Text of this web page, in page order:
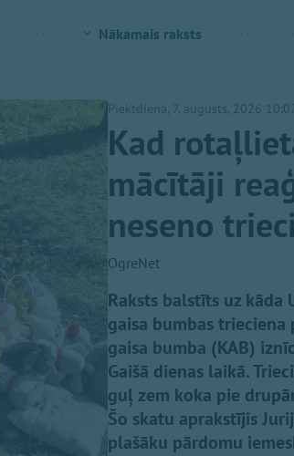
Nākamais raksts
Piektdiena, 7. augusts, 2026
Kad
mācītāji
neseno
OgreNet
Raksts balstīts uz kāda
gaisa bumbas trieciena
gaisa bumba (KAB)
Gaišā dienas laikā.
guļ zem koka pie
Šo skatu aprakstījis
plašāku pārdomu